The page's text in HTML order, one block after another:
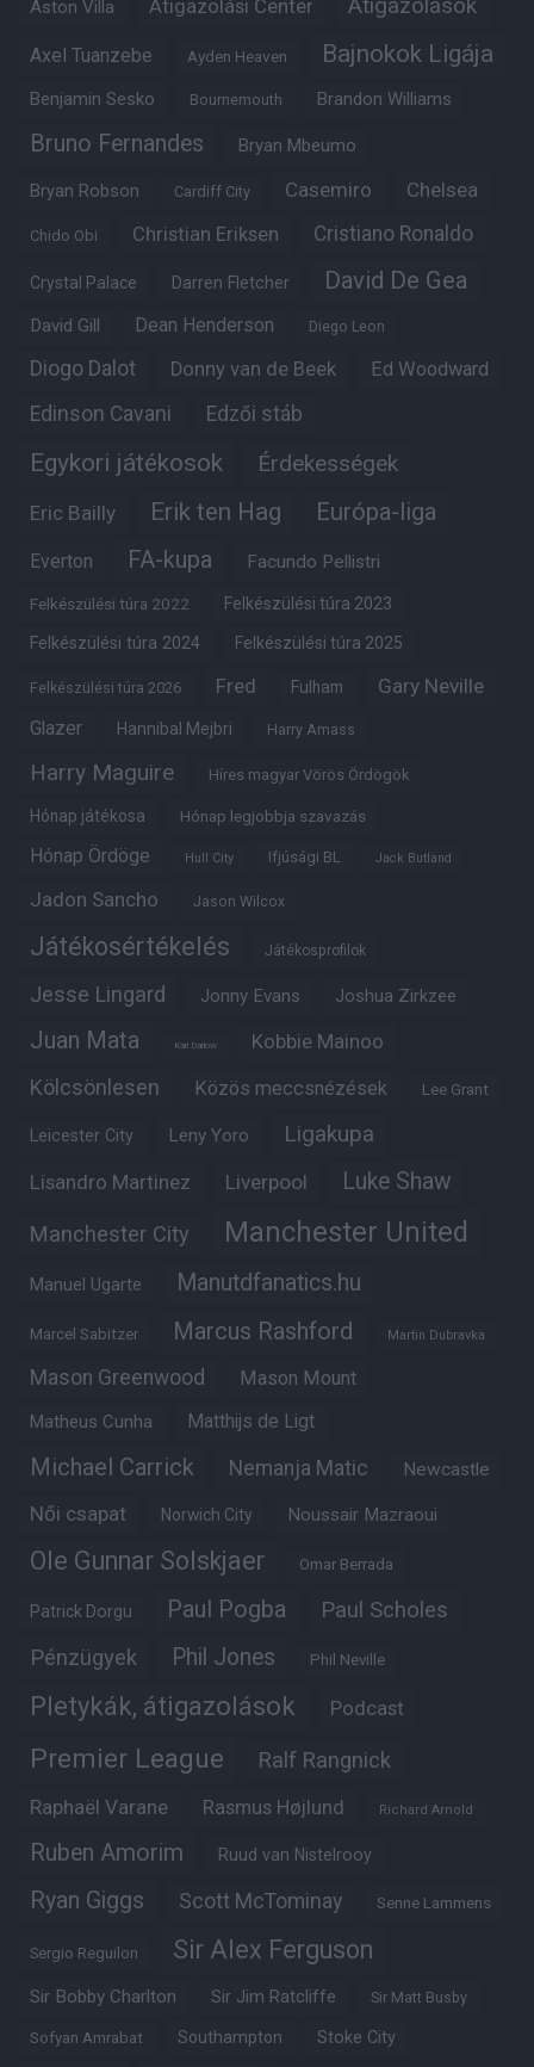
Aston Villa Átigazolási Center
Axel Tuanzebe Ayden Heaven Bajnokok Ligája
Benjamin Sesko Bournemouth Brandon Williams
Bruno Fernandes Bryan Mbeumo
Bryan Robson Cardiff City Casemiro Chelsea
Chido Obi Christian Eriksen Cristiano Ronaldo
Crystal Palace Darren Fletcher David De Gea
David Gill Dean Henderson Diego Leon
Diogo Dalot Donny van de Beek Ed Woodward
Edinson Cavani Edzői stáb
Egykori játékosok Érdekességek
Eric Bailly Erik ten Hag Európa-liga
Everton FA-kupa Facundo Pellistri
Felkészülési túra 2022 Felkészülési túra 2023
Felkészülési túra 2024 Felkészülési túra 2025
Felkészülési túra 2026 Fred Fulham Gary Neville
Glazer Hannibal Mejbri Harry Amass
Harry Maguire Híres magyar Vörös Ördögök
Hónap játékosa Hónap legjobbja szavazás
Hónap Ördöge Hull City Ifjúsági BL Jack Butland
Jadon Sancho Jason Wilcox
Játékosértékelés Játékosprofilok
Jesse Lingard Jonny Evans Joshua Zirkzee
Juan Mata Karl Darlow Kobbie Mainoo
Kölcsönlesen Közös meccsnézések Lee Grant
Leicester City Leny Yoro Ligakupa
Lisandro Martinez Liverpool Luke Shaw
Manchester City Manchester United
Manuel Ugarte Manutdfanatics.hu
Marcel Sabitzer Marcus Rashford Martin Dubravka
Mason Greenwood Mason Mount
Matheus Cunha Matthijs de Ligt
Michael Carrick Nemanja Matic Newcastle
Női csapat Norwich City Noussair Mazraoui
Ole Gunnar Solskjaer Omar Berrada
Patrick Dorgu Paul Pogba Paul Scholes
Pénzügyek Phil Jones Phil Neville
Pletykák, átigazolások Podcast
Premier League Ralf Rangnick
Raphaël Varane Rasmus Højlund Richard Arnold
Ruben Amorim Ruud van Nistelrooy
Ryan Giggs Scott McTominay Senne Lammens
Sergio Reguilon Sir Alex Ferguson
Sir Bobby Charlton Sir Jim Ratcliffe Sir Matt Busby
Sofyan Amrabat Southampton Stoke City